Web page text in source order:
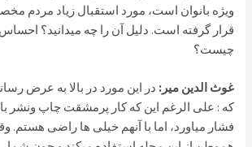
ویژه بانوان است، مورد استقبال زیاد مردم
قرار گرفته است. دلیل آن را چه میدانید؟ احساس
چیست؟
غوث الدین مير: در این مورد در بالا به عرض
که : علی الرغم این که کار پرمشقت چاپ ونشر
فشار میاورد، اما با آنهم خیلی ها راضی هستم.